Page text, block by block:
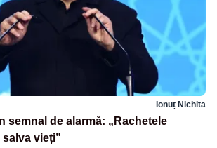
Ionuț Nichita
semnal de alarmă: „Rachetele
vieți”